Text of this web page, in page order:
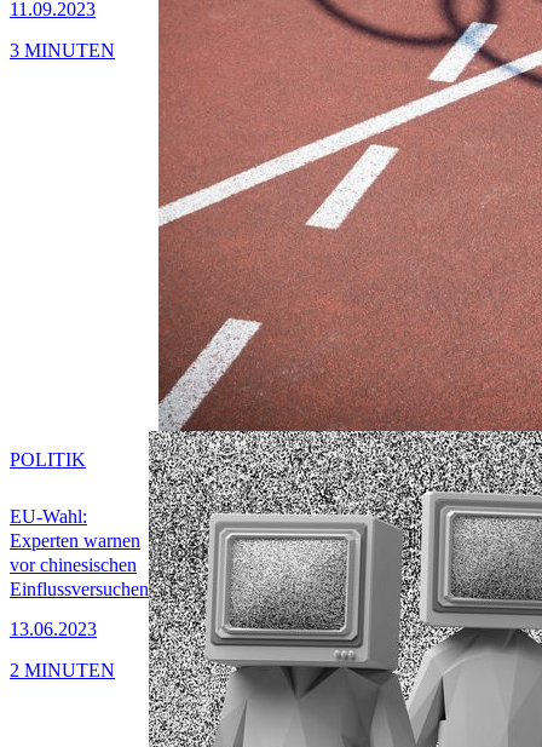
11.09.2023
3 MINUTEN
EU-Wahl:
Experten warnen
vor chinesischen
Einflussversuchen
13.06.2023
POLITIK
2 MINUTEN